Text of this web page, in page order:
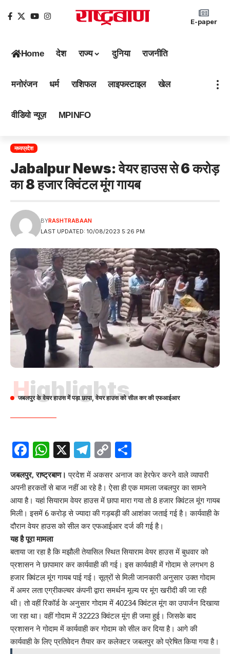
E-paper
Home देश राज्य दुनिया राजनीति
मनोरंजन धर्म राशिफल लाइफस्टाइल खेल
वीडियो न्यूज़ MPINFO
मध्यप्रदेश
Jabalpur News: वेयर हाउस से 6 करोड़
का 8 हजार क्विंटल मूंग गायब
LAST UPDATED: 10/08/2023 5:26 PM
BYRASHTRABAAN
Highlights
जबलपुर के वेयर हाउस में पड़ा छापा, वेयर हाउस को सील कर की एफआईआर
Facebook
WhatsApp
X Telegram
Copy
जबलपुर, राष्ट्रबाण। प्रदेश में अकसर अनाज का हेरफेर करने वाले व्यापारी
अपनी हरकतों से बाज नहीं आ रहे है। ऐसा ही एक मामला जबलपुर का सामने
आया है। यहां सियाराम वेयर हाउस में छापा मारा गया तो 8 हजार क्विंटल मूंग गायब
मिली। इसमें 6 करोड़ से ज्यादा की गड़बड़ी की आशंका जताई गई है। कार्यवाही के
दौरान वेयर हाउस को सील कर एफआईआर दर्ज की गई है।
यह है पूरा मामला
बताया जा रहा है कि मझौली तेयासिल स्थित सियाराम वेयर हाउस में बुधवार को
प्रशासन ने छापामार कर कार्यवाही की गई। इस कार्यवाही में गोदाम से लगभग 8
हजार क्विंटल मूंग गायब पाई गई। सूत्रों से मिली जानकारी अनुसार उक्त गोदाम
में अमर लता एग्रीकल्चर कंपनी द्वारा समर्थन मूल्य पर मूंग खरीदी की जा रही
थी। तो वहीं रिकॉर्ड के अनुसार गोदाम में 40234 क्विंटल मूंग का उपार्जन दिखाया
जा रहा था। वहीं गोदाम में 32223 क्विंटल मूंग ही जमा हुई। जिसके बाद
प्रशासन ने गोदाम में कार्यवाही कर गोदाम को सील कर दिया है। आगे की
कार्यवाही के लिए प्रतिवेदन तैयार कर कलेक्टर जबलपुर को प्रेषित किया गया है।